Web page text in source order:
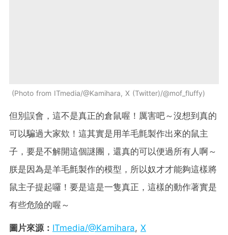
Photo from ITmedia/@Kamihara, X (Twitter)/@mof_fluffy
但別誤會，這不是真正的倉鼠喔！厲害吧～沒想到真的
可以騙過大家欸！這其實是用羊毛氈製作出來的鼠主
子，要是不解開這個謎團，還真的可以便過所有人啊～
朕是因為是羊毛氈製作的模型，所以奴才才能夠這樣將
鼠主子提起囉！要是這是一隻真正，這樣的動作著實是
有些危險的喔～
圖片來源： ITmedia/@Kamihara, X